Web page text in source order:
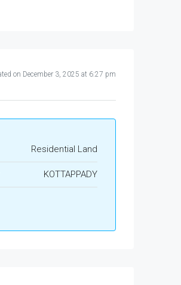
on December 3, 2025 at 6:27 pm
Residential Land
KOTTAPPADY